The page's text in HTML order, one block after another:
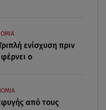
θα μπουν τα
ενίσχυση πριν
φέρνει ο
από τους